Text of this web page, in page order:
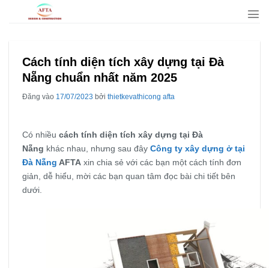
Cách tính diện tích xây dựng tại Đà
Nẵng chuẩn nhất năm 2025
Đăng vào 17/07/2023 bởi thietkevathicong afta
Có nhiều cách tính diện tích xây dựng tại Đà
Nẵng khác nhau, nhưng sau đây Công ty xây dựng ở tại
Đà Nẵng AFTAxin chia sẻ với các bạn một cách tính đơn
giản, dễ hiểu, mời các bạn quan tâm đọc bài chi tiết bên
dưới.